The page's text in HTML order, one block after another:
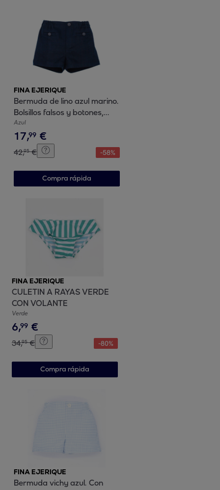
FINA EJERIQUE
Bermuda de lino azul marino.
Bolsillos falsos y botones,
cintura elastica.
Azul
17,99 €
42,95 € -58%
Compra rápida
FINA EJERIQUE
CULETIN A RAYAS VERDE
CON VOLANTE
Verde
6,99 €
34,95 € -80%
Compra rápida
FINA EJERIQUE
Bermuda vichy azul. Con